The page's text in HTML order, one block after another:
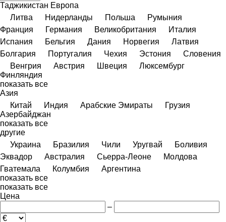
Таджикистан Европа
Литва
Нидерланды Польша
Румыния
Франция
Германия Великобритания
Италия
Испания
Бельгия Дания Норвегия
Латвия
Болгария
Португалия Чехия Эстония
Словения
Венгрия
Австрия Швеция
Люксембург
Финляндия
показать все
Азия
Китай
Индия Арабские Эмираты
Грузия
Азербайджан
показать все
другие
Украина
Бразилия Чили Уругвай
Боливия
Эквадор
Австралия Сьерра-Леоне
Молдова
Гватемала
Колумбия
Аргентина
показать все
показать все
Цена
–